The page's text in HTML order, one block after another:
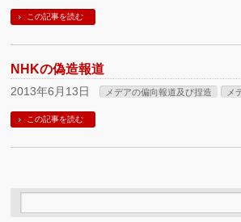
この記事を読む
NHKの偽造報道
2013年6月13日 メデアの偏向報道及び捏造 メ
この記事を読む